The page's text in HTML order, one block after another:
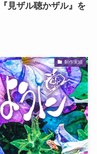
見ザル聴かザル』を
制作実績